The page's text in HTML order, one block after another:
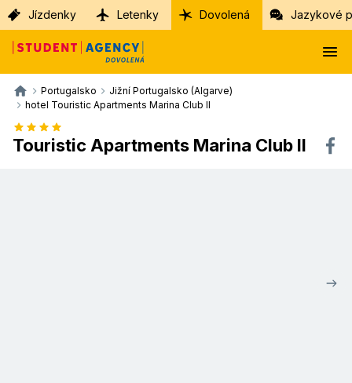
Jízdenky Letenky Dovolená Jazykové
Portugalsko
Jižní Portugalsko (Algarve)
hotel Touristic Apartments Marina Club II
Touristic Apartments Marina Club II